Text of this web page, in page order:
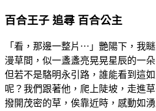
百合王子 追尋 百合公主
「看，那邊一整片⋯」艷陽下，我
漫草間，似一盞盞亮晃晃星辰的一
但若不是駱明永引路，誰能看到這
呢？我們跟著他，爬上陡坡，走進
撥開茂密的草，俟靠近時，感動如